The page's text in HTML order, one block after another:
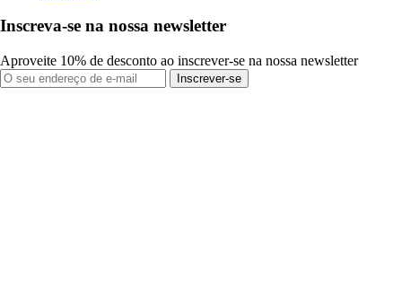
Inscreva-se na nossa newsletter
Aproveite 10% de desconto ao inscrever-se na nossa newsletter
Inscrever-se